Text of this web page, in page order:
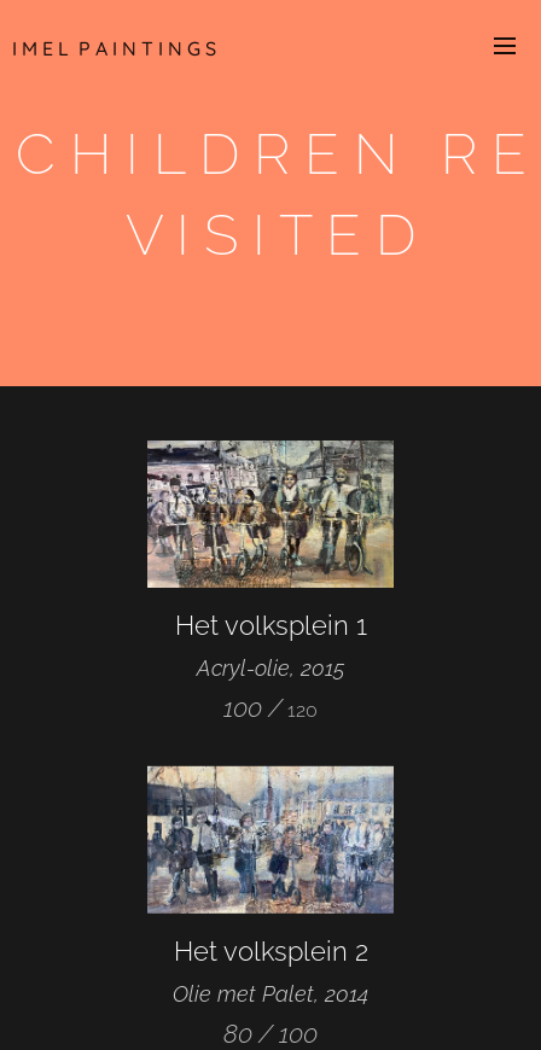
I M E L P A I N T I N G S
C H I L D R E N R E
V I S I T E D
Het volksplein 1
Acryl-olie, 2015
100 / 120
Het volksplein 2
Olie met Palet, 2014
80 / 100